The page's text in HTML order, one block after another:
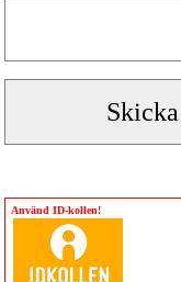
Använd ID-kollen!